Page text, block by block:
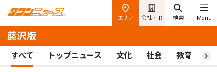
エリア 会社・IR 検索 Menu
藤沢版
すべて トップニュース 文化 社会 教育 ス